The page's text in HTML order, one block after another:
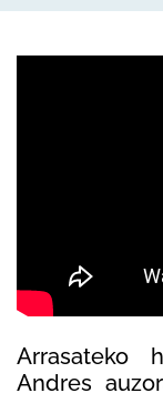
Arrasateko
Andres